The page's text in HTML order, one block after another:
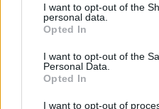
not limited to your visit or
grant or deny consent to
use your data for below
consent section.
I want to opt-out of the
personal data.
Opted In
I want to opt-out of the
Personal Data.
Opted In
I want to opt-out of